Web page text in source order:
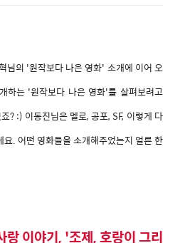
님의 '원작보다 나은 영화' 소개에 이어 오
하는 '원작보다 나은 영화'를 살펴보려고
? :) 이동진님은 멜로, 공포, SF, 이렇게 다
. 어떤 영화들을 소개해주었는지 얼른 한
이야기, '조제, 호랑이 그리